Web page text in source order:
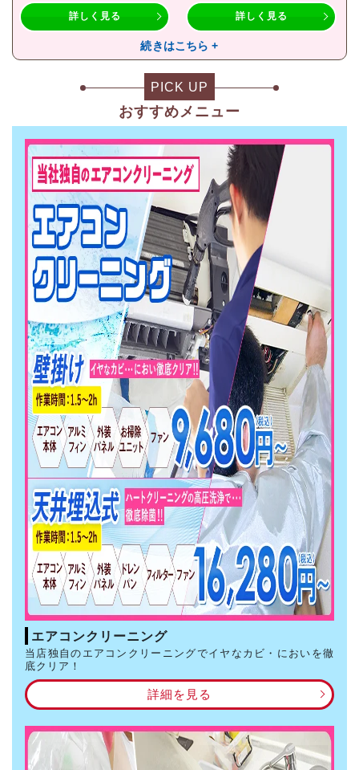
詳しく見る 詳しく見る
続きはこちら +
PICK UP
おすすめメニュー
エアコンクリーニング
当店独自のエアコンクリーニングでイヤなカビ・においを徹
底クリア！
詳細を見る